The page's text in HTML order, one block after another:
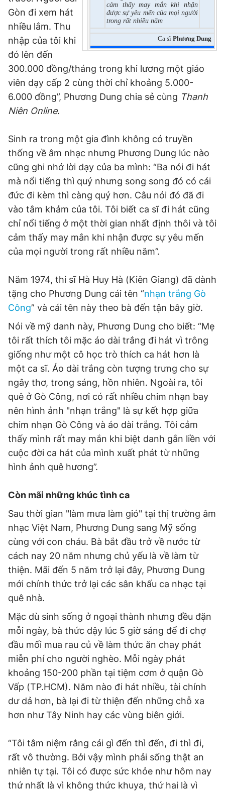
cảm thấy may mắn khi nhận
được sự yêu mến của mọi người
trong rất nhiều năm
Ca sĩ Phương Dung
Gòn đi xem hát
nhiều lắm. Thu
nhập của tôi khi
đó lên đến
300.000 đồng/tháng trong khi lương một giáo
viên dạy cấp 2 cùng thời chỉ khoảng 5.000-
6.000 đồng”, Phương Dung chia sẻ cùng Thanh
Niên Online.
Sinh ra trong một gia đình không có truyền
thống về âm nhạc nhưng Phương Dung lúc nào
cũng ghi nhớ lời dạy của ba mình: “Ba nói đi hát
mà nổi tiếng thì quý nhưng song song đó có cái
đức đi kèm thì càng quý hơn. Câu nói đó đã đi
vào tâm khảm của tôi. Tôi biết ca sĩ đi hát cũng
chỉ nổi tiếng ở một thời gian nhất định thôi và tôi
cảm thấy may mắn khi nhận được sự yêu mến
của mọi người trong rất nhiều năm”.
Năm 1974, thi sĩ Hà Huy Hà (Kiên Giang) đã dành
tặng cho Phương Dung cái tên “nhạn trắng Gò
Công” và cái tên này theo bà đến tận bây giờ.
Nói về mỹ danh này, Phương Dung cho biết: “Mẹ
tôi rất thích tôi mặc áo dài trắng đi hát vì trông
giống như một cô học trò thích ca hát hơn là
một ca sĩ. Áo dài trắng còn tượng trưng cho sự
ngây thơ, trong sáng, hồn nhiên. Ngoài ra, tôi
quê ở Gò Công, nơi có rất nhiều chim nhạn bay
nên hình ảnh "nhạn trắng" là sự kết hợp giữa
chim nhạn Gò Công và áo dài trắng. Tôi cảm
thấy mình rất may mắn khi biệt danh gắn liền với
cuộc đời ca hát của mình xuất phát từ những
hình ảnh quê hương”.
Còn mãi những khúc tình ca
Sau thời gian "làm mưa làm gió" tại thị trường âm
nhạc Việt Nam, Phương Dung sang Mỹ sống
cùng với con cháu. Bà bắt đầu trở về nước từ
cách nay 20 năm nhưng chủ yếu là về làm từ
thiện. Mãi đến 5 năm trở lại đây, Phương Dung
mới chính thức trở lại các sân khấu ca nhạc tại
quê nhà.
Mặc dù sinh sống ở ngoại thành nhưng đều đặn
mỗi ngày, bà thức dậy lúc 5 giờ sáng để đi chợ
đầu mối mua rau củ về làm thức ăn chay phát
miễn phí cho người nghèo. Mỗi ngày phát
khoảng 150-200 phần tại tiệm cơm ở quận Gò
Vấp (TP.HCM). Năm nào đi hát nhiều, tài chính
dư dả hơn, bà lại đi từ thiện đến những chỗ xa
hơn như Tây Ninh hay các vùng biên giới.
“Tôi tâm niệm rằng cái gì đến thì đến, đi thì đi,
rất vô thường. Bởi vậy mình phải sống thật an
nhiên tự tại. Tôi có được sức khỏe như hôm nay
thứ nhất là vì không thức khuya, thứ hai là vì